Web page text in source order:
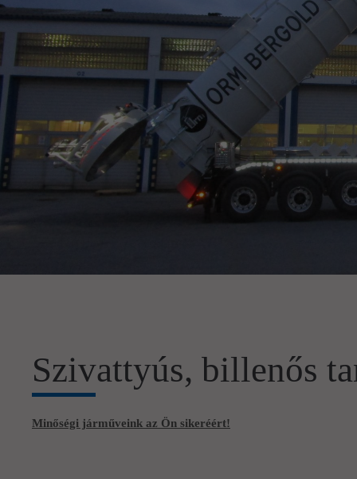
Szivattyús, billenős
Minőségi járműveink az Ön sikeréért!